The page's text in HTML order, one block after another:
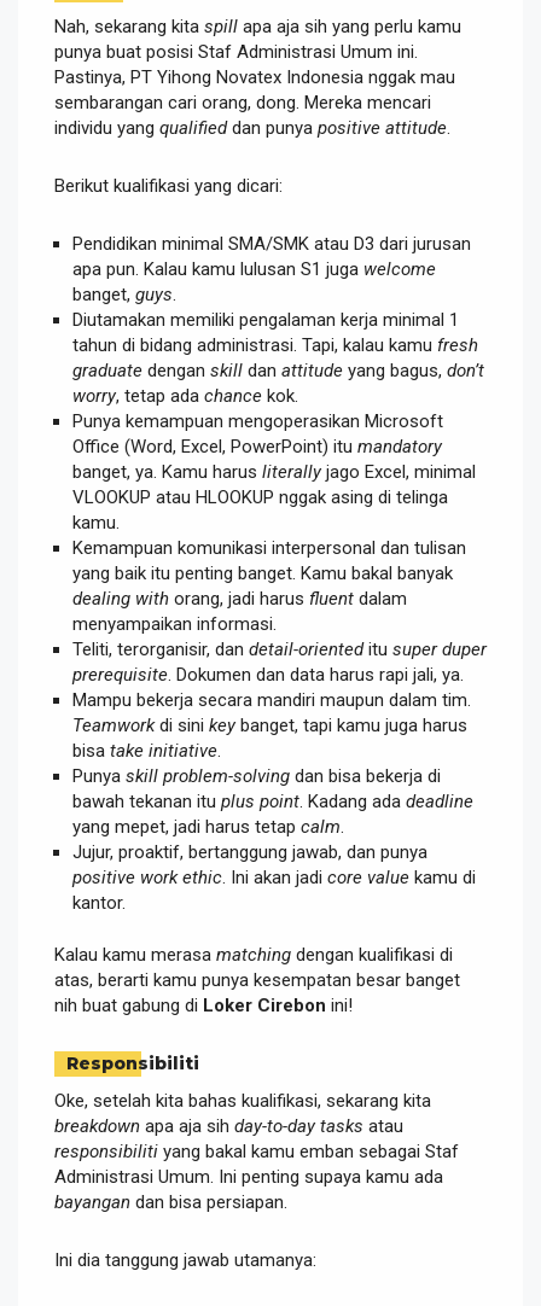
Nah, sekarang kita spill apa aja sih yang perlu kamu
punya buat posisi Staf Administrasi Umum ini.
Pastinya, PT Yihong Novatex Indonesia nggak mau
sembarangan cari orang, dong. Mereka mencari
individu yang qualifieddan punya positive attitude
Berikut kualifikasi yang dicari:
Pendidikan minimal SMA/SMK atau D3 dari jurusan
apa pun. Kalau kamu lulusan S1 juga welcome
banget, guys
Diutamakan memiliki pengalaman kerja minimal 1
tahun di bidang administrasi. Tapi, kalau kamu fresh
graduate dengan skill dan attitude yang bagus, don’t
worry, tetap ada chance kok.
Punya kemampuan mengoperasikan Microsoft
Office (Word, Excel, PowerPoint) itu mandatory
banget, ya. Kamu harus literallyjago Excel, minimal
VLOOKUP atau HLOOKUP nggak asing di telinga
kamu.
Kemampuan komunikasi interpersonal dan tulisan
yang baik itu penting banget. Kamu bakal banyak
dealing with orang, jadi harus fluent dalam
menyampaikan informasi.
Teliti, terorganisir, dan detail-orienteditu super duper
prerequisite . Dokumen dan data harus rapi jali, ya.
Mampu bekerja secara mandiri maupun dalam tim.
Teamworkdi sini keybanget, tapi kamu juga harus
bisa take initiative
Punya skill problem-solving dan bisa bekerja di
bawah tekanan itu plus point . Kadang ada deadline
yang mepet, jadi harus tetap calm
Jujur, proaktif, bertanggung jawab, dan punya
positive work ethic . Ini akan jadi core value kamu di
kantor.
Kalau kamu merasa matching dengan kualifikasi di
atas, berarti kamu punya kesempatan besar banget
nih buat gabung di Loker Cirebon ini!
Responsibiliti
Oke, setelah kita bahas kualifikasi, sekarang kita
breakdown apa aja sih day-to-day tasks atau
responsibiliti yang bakal kamu emban sebagai Staf
Administrasi Umum. Ini penting supaya kamu ada
bayangan dan bisa persiapan.
Ini dia tanggung jawab utamanya: